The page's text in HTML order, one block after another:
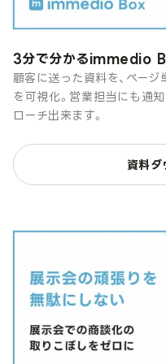
3分で分かるimmedio
顧客に送った資料を、ページ
を可視化。営業担当にも通
ローチ出来ます。
資料ダ